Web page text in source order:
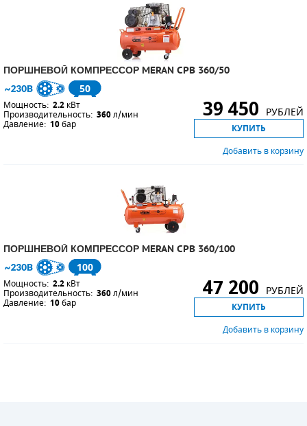
ПОРШНЕВОЙ КОМПРЕССОР MERAN CPB 360/50
50
Мощность: 2.2 кВт
Производительность: 360л/мин
Давление: 10бар
39 450 РУБЛЕЙ
КУПИТЬ
Добавить в корзину
ПОРШНЕВОЙ КОМПРЕССОР MERAN CPB 360/100
100
Мощность: 2.2 кВт
Производительность: 360л/мин
Давление: 10бар
47 200 РУБЛЕЙ
КУПИТЬ
Добавить в корзину
ДЕТАЛИ ПОРШНЕВЫХ КОМПРЕССОРОВ
ДЕТАЛИ СПИРАЛЬНЫХ КОМПРЕССОРОВ